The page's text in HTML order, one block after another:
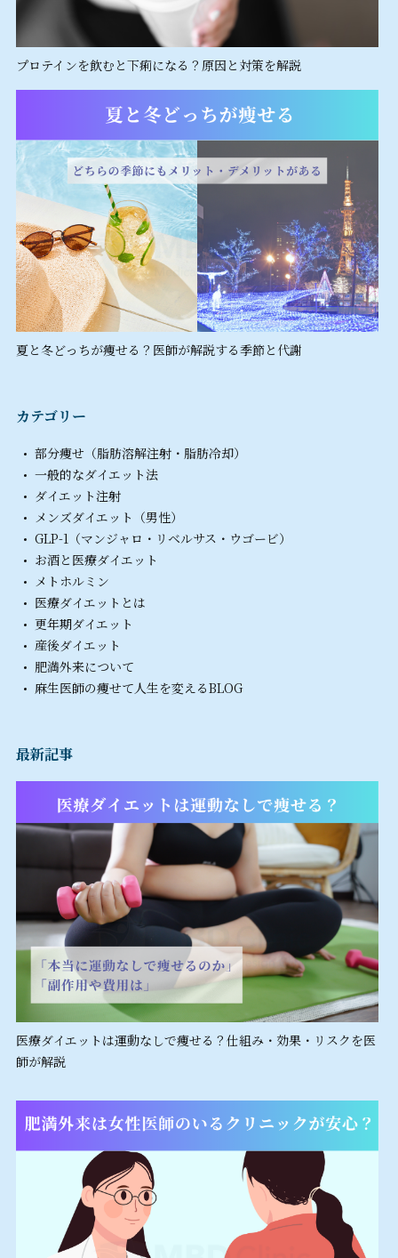
プロテインを飲むと下痢になる？原因と対策を解説
夏と冬どっちが痩せる？医師が解説する季節と代謝
カテゴリー
部分痩せ（脂肪溶解注射・脂肪冷却）
一般的なダイエット法
ダイエット注射
メンズダイエット（男性）
GLP-1（マンジャロ・リベルサス・ウゴービ）
お酒と医療ダイエット
メトホルミン
医療ダイエットとは
更年期ダイエット
産後ダイエット
肥満外来について
麻生医師の痩せて人生を変えるBLOG
最新記事
医療ダイエットは運動なしで痩せる？仕組み・効果・リスクを医
師が解説